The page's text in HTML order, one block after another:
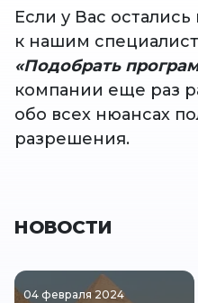
Если у Вас
к нашим
«Подобрать
компании еще раз
обо всех нюансах
разрешения.
НОВОСТИ
04 февраля 2024